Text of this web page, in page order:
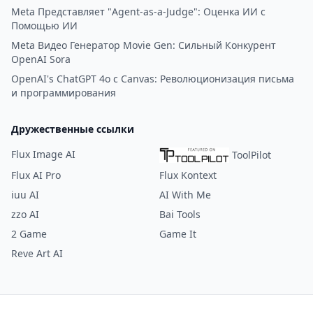
Meta Представляет "Agent-as-a-Judge": Оценка ИИ с
Помощью ИИ
Meta Видео Генератор Movie Gen: Сильный Конкурент
OpenAI Sora
OpenAI's ChatGPT 4o с Canvas: Революционизация письма
и программирования
Дружественные ссылки
Flux Image AI
ToolPilot
Flux AI Pro
Flux Kontext
iuu AI
AI With Me
zzo AI
Bai Tools
2 Game
Game It
Reve Art AI